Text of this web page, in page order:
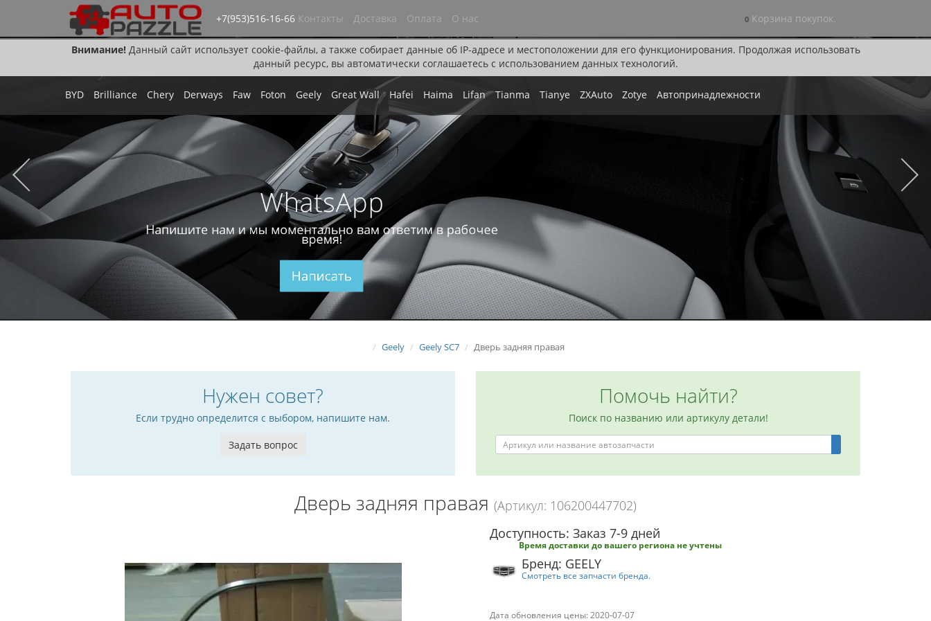
Внимание!Данный сайт использует cookie-файлы, а также собирает данные об IP-адресе и местоположении для его функционирования. Продолжая использовать
данный ресурс, вы автоматически соглашаетесь с использованием данных технологий.
+7(953)516-16-66 Контакты Доставка Оплата О нас 0 Корзина покупок.
BYD Brilliance Chery Derways Faw Foton Geely Great Wall Hafei Haima Lifan Tianma Tianye ZXAuto Zotye Автопринадлежности
WhatsApp
Напишите нам и мы моментально вам ответим в рабочее
время!
Написать
Geely Geely SC7 Дверь задняя правая
Нужен совет?
Если трудно определится с выбором, напишите нам.
Задать вопрос
Помочь найти?
Поиск по названию или артикулу детали!
Дверь задняя правая (Артикул: 106200447702)
Доступность: Заказ 7-9 дней
Время доставки до вашего региона не учтены
Бренд: GEELY
Смотреть все запчасти бренда.
Дата обновления цены: 2020-07-07